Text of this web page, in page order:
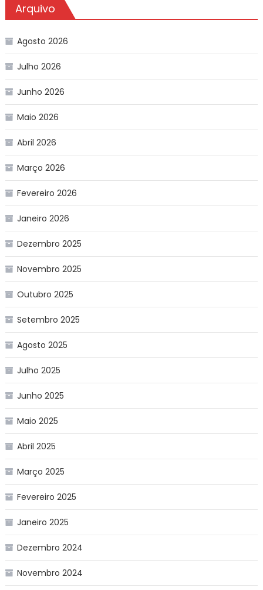
Arquivo
Agosto 2026
Julho 2026
Junho 2026
Maio 2026
Abril 2026
Março 2026
Fevereiro 2026
Janeiro 2026
Dezembro 2025
Novembro 2025
Outubro 2025
Setembro 2025
Agosto 2025
Julho 2025
Junho 2025
Maio 2025
Abril 2025
Março 2025
Fevereiro 2025
Janeiro 2025
Dezembro 2024
Novembro 2024